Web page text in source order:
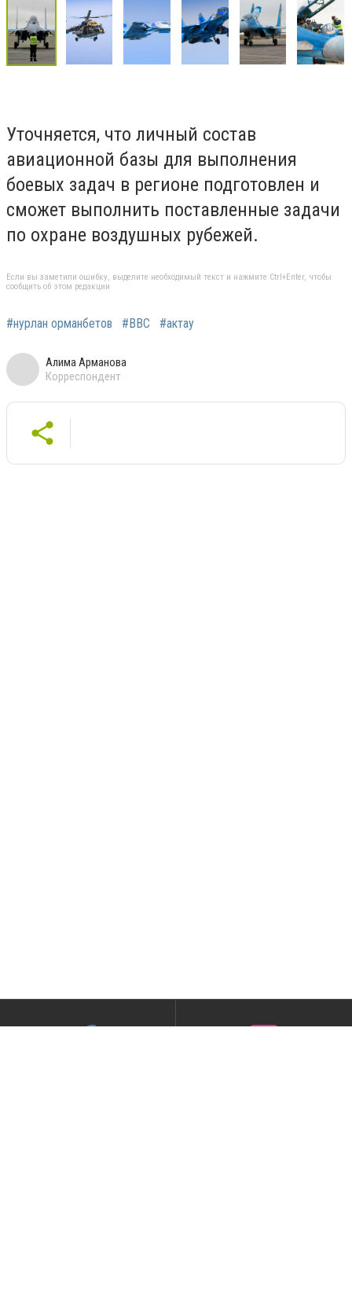
Уточняется, что личный состав
авиационной базы для выполнения
боевых задач в регионе подготовлен и
сможет выполнить поставленные задачи
по охране воздушных рубежей.
Если вы заметили ошибку, выделите необходимый текст и нажмите Ctrl+Enter, чтобы
сообщить об этом редакции
#нурлан орманбетов #ВВС #актау
Алима Арманова
Корреспондент